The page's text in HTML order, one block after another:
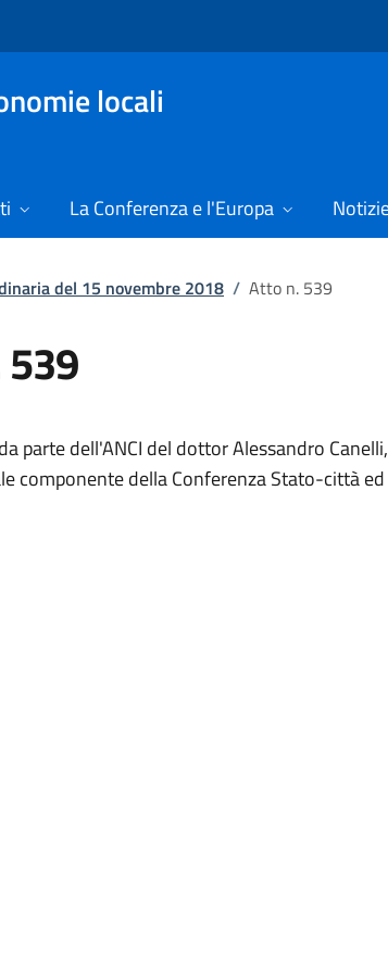
locali
La Conferenza e l'Europa
del 15 novembre 2018 / Atto n. 539
parte dell'ANCI del dottor Alessandro
componente della Conferenza Stato-città